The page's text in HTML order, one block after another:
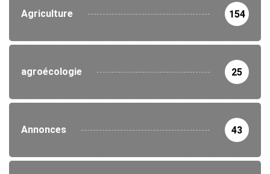
Agriculture 154
agroécologie 25
Annonces 43